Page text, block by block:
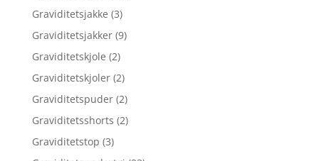
Graviditetsjakke (3)
Graviditetsjakker (9)
Graviditetskjole (2)
Graviditetskjoler (2)
Graviditetspuder (2)
Graviditetsshorts (2)
Graviditetstop (3)